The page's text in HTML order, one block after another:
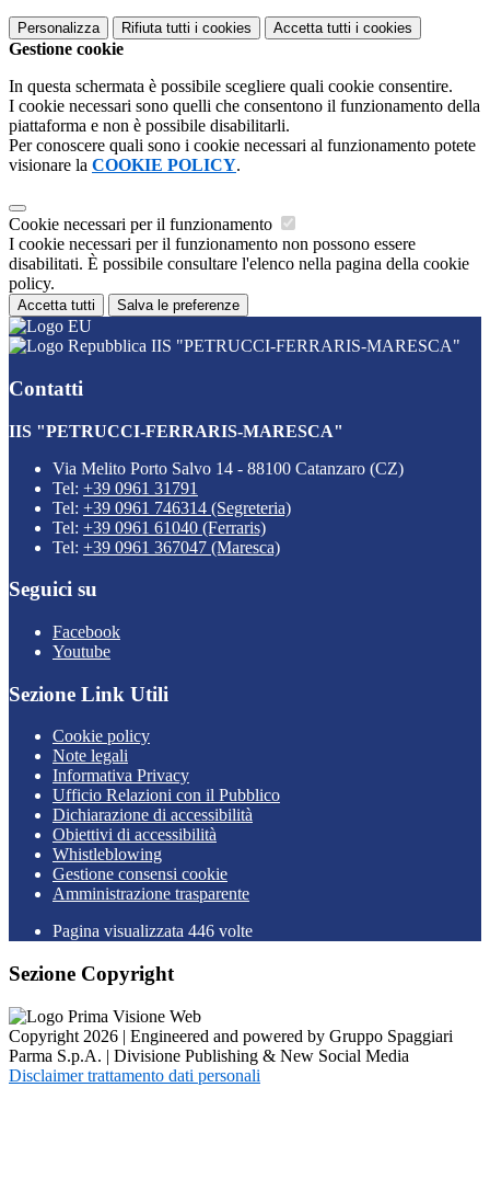
Personalizza Rifiuta tutti i cookies Accetta tutti i cookies
Gestione cookie
In questa schermata è possibile scegliere quali cookie consentire.
I cookie necessari sono quelli che consentono il funzionamento della
piattaforma e non è possibile disabilitarli.
Per conoscere quali sono i cookie necessari al funzionamento potete
visionare la COOKIE POLICY.
Cookie necessari per il funzionamento
I cookie necessari per il funzionamento non possono essere
disabilitati. È possibile consultare l'elenco nella pagina della cookie
policy.
Accetta tutti Salva le preferenze
IIS "PETRUCCI-FERRARIS-MARESCA"
Contatti
IIS "PETRUCCI-FERRARIS-MARESCA"
Via Melito Porto Salvo 14 - 88100 Catanzaro (CZ)
Tel: +39 0961 31791
Tel: +39 0961 746314 (Segreteria)
Tel: +39 0961 61040 (Ferraris)
Tel: +39 0961 367047 (Maresca)
Seguici su
Facebook
Youtube
Sezione Link Utili
Cookie policy
Note legali
Informativa Privacy
Ufficio Relazioni con il Pubblico
Dichiarazione di accessibilità
Obiettivi di accessibilità
Whistleblowing
Gestione consensi cookie
Amministrazione trasparente
Pagina visualizzata 446 volte
Sezione Copyright
Copyright 2026 | Engineered and powered by Gruppo Spaggiari
Parma S.p.A. | Divisione Publishing & New Social Media
Disclaimer trattamento dati personali